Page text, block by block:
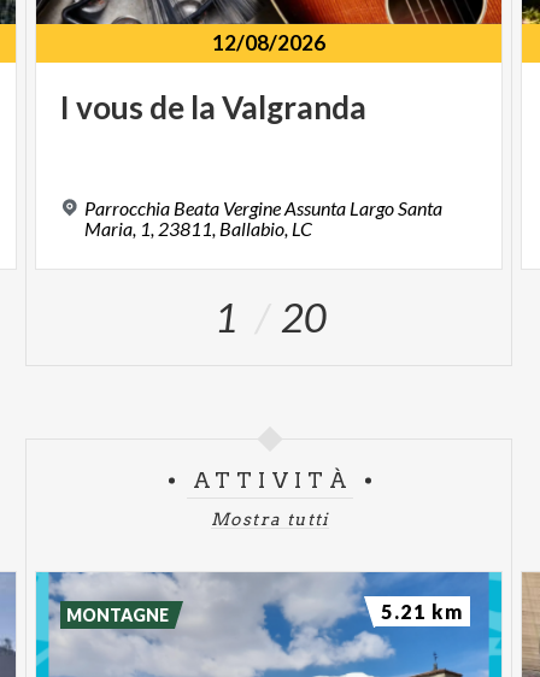
12/08/2026
I vous de laValgranda
Parrocchia Beata Vergine Assunta Largo Santa
Maria, 1, 23811, Ballabio, LC
1 20
ATTIVITÀ
Mostra tutti
MONTAGNE 5.21 km